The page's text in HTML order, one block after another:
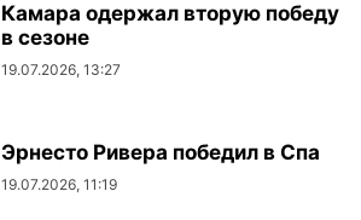
Камара одержал вторую победу
в сезоне
19.07.2026, 13:27
Эрнесто Ривера победил в Спа
19.07.2026, 11:19